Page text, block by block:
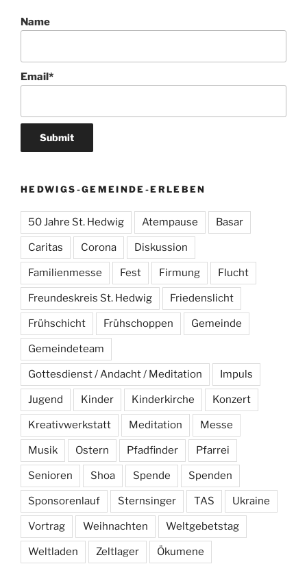
Name
Email*
HEDWIGS-GEMEINDE-ERLEBEN
50 Jahre St. Hedwig Atempause Basar
Caritas Corona Diskussion
Familienmesse Fest Firmung Flucht
Freundeskreis St. Hedwig Friedenslicht
Frühschicht Frühschoppen Gemeinde
Gemeindeteam
Gottesdienst / Andacht / Meditation Impuls
Jugend Kinder Kinderkirche Konzert
Kreativwerkstatt Meditation Messe
Musik Ostern Pfadfinder Pfarrei
Senioren Shoa Spende Spenden
Sponsorenlauf Sternsinger TAS Ukraine
Vortrag Weihnachten Weltgebetstag
Weltladen Zeltlager Ökumene